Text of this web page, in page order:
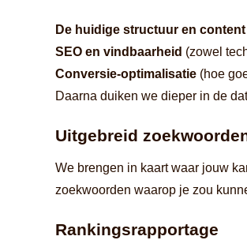
De huidige structuur en content
SEO en vindbaarheid (zowel
Conversie-optimalisatie (hoe
Daarna duiken we dieper in de
Uitgebreid
We brengen in kaart waar jouw
zoekwoorden waarop je zou
Rankingsrapportage